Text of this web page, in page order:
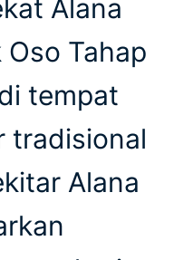
Alana
Tahap
tempat
tradisional
Alana